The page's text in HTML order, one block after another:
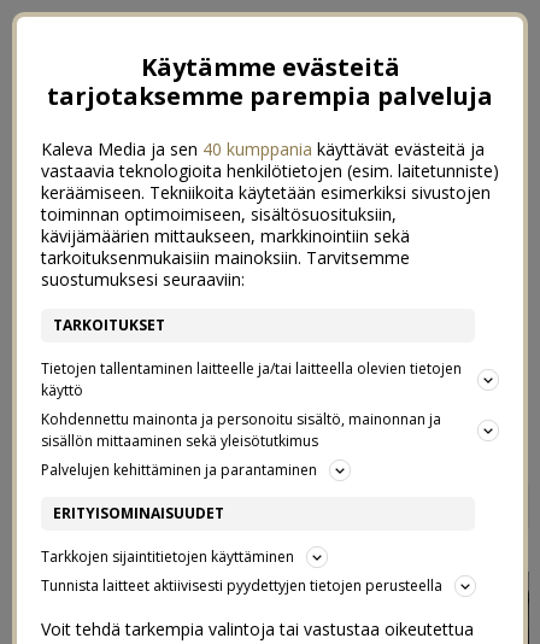
BOYS BOYS BOYS
Käytämme evästeitä
tarjotaksemme parempia palveluja
Kaleva Media ja sen 40 kumppania käyttävät evästeitä ja
vastaavia teknologioita henkilötietojen (esim. laitetunniste)
keräämiseen. Tekniikoita käytetään esimerkiksi sivustojen
toiminnan optimoimiseen, sisältösuosituksiin,
kävijämäärien mittaukseen, markkinointiin sekä
tarkoituksenmukaisiin mainoksiin. Tarvitsemme
suostumuksesi seuraaviin:
TARKOITUKSET
Tietojen tallentaminen laitteelle ja/tai laitteella olevien tietojen
käyttö
Kohdennettu mainonta ja personoitu sisältö, mainonnan ja
sisällön mittaaminen sekä yleisötutkimus
Palvelujen kehittäminen ja parantaminen
ERITYISOMINAISUUDET
Tarkkojen sijaintitietojen käyttäminen
Tunnista laitteet aktiivisesti pyydettyjen tietojen perusteella
Voit tehdä tarkempia valintoja tai vastustaa oikeutettua